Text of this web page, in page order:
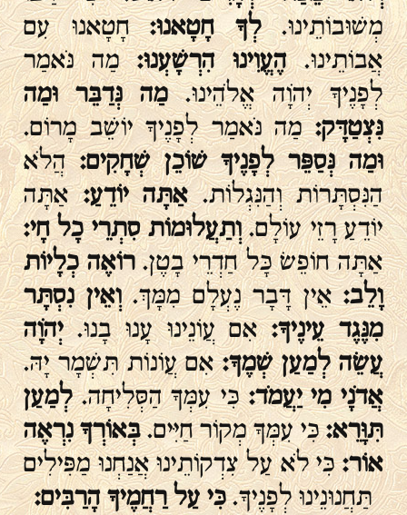
מְשׁוּבוֹתֵינוּ.לְךָ חָטָאנוּ:חָטָאנוּ עִם
אֲבוֹתֵינוּ.הֶעֱוִינוּ הִרְשָׁעְנוּ:מַה נֹּאמַר
לְפָנֶיךָ יְהֹוָה אֱלֹהֵינוּ.מַה נְּדַבֵּר וּמַה
נִּצְטַדָּק:מַה נֹּאמַר לְפָנֶיךָ יוֹשֵׁב מָרוֹם.
וּמַה נְּסַפֵּר לְפָנֶיךָ שׁוֹכֵן שְׁחָקִים:הֲלֹא
הַנִּסְתָּרוֹת וְהַנִּגְלוֹת.אַתָּה יוֹדֵעַ:אַתָּה
יוֹדֵעַ רָזֵי עוֹלָם.וְתַעֲלוּמוֹת סִתְרֵי כָל חָי:
אַתָּה חוֹפֵשׂ כָּל חַדְרֵי בָטֶן.רוֹאֶה כְלָיוֹת
וָלֵב:אֵין דָּבָר נֶעְלָם מִמָּךְ.וְאֵין נִסְתָּר
מִנֶּגֶד עֵינֶיךָ:אִם עֲוֹנֵינוּ עָנוּ בָנוּ.יְהֹוָה
עֲשֵׂה לְמַעַן שְׁמֶךָ:אִם עֲוֹנוֹת תִּשְׁמָר יָהּ.
אֲדֹנָי מִי יַעֲמֹד:כִּי עִמְּךָ הַסְּלִיחָה.לְמַעַן
תִּוָּרֵא:כִּי עִמְּךָ מְקוֹר חַיִּים.בְּאוֹרְךָ נִרְאֶה
אוֹר:כִּי לֹא עַל צִדְקוֹתֵינוּ אֲנַחְנוּ מַפִּילִים
תַּחֲנוּנֵינוּ לְפָנֶיךָ.כִּי עַל רַחֲמֶיךָ הָרַבִּים: